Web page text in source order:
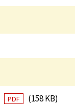
PDF (158 KB)